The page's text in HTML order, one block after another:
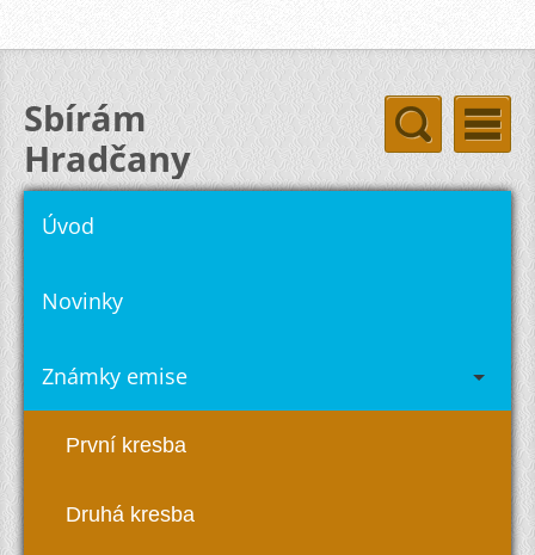
Sbírám
Hradčany
hradcany-stamps.com
Úvod
Novinky
Známky emise
První kresba
Druhá kresba